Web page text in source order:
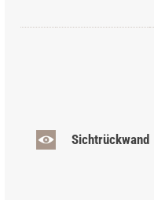
Sichtrückwand